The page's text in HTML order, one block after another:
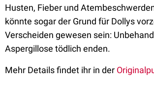
Husten, Fieber und
könnte sogar der Grund für Dollys
Verscheiden gewesen sein:
Aspergillose tödlich enden.
Mehr Details findet ihr in der